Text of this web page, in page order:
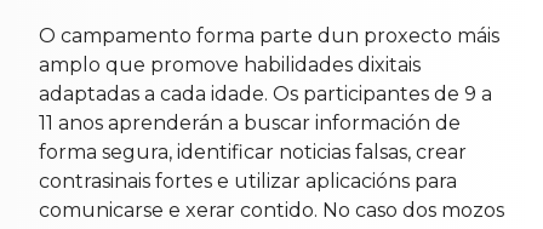
O campamento forma parte dun proxecto máis
amplo que promove habilidades dixitais
adaptadas a cada idade. Os participantes de 9 a
11 anos aprenderán a buscar información de
forma segura, identificar noticias falsas, crear
contrasinais fortes e utilizar aplicacións para
comunicarse e xerar contido. No caso dos mozos